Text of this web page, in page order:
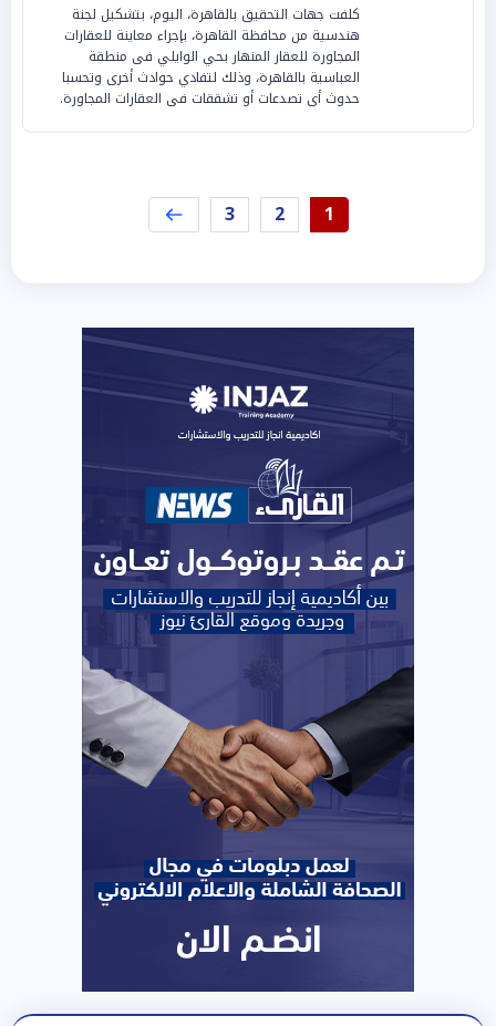
كلفت جهات التحقيق بالقاهرة، اليوم، بتشكيل لجنة
هندسية من محافظة القاهرة، بإجراء معاينة للعقارات
المجاورة للعقار المنهار بحي الوايلي فى منطقة
العباسية بالقاهرة، وذلك لتفادي حوادث أخرى وتحسبا
حدوث أى تصدعات أو تشققات فى العقارات المجاورة.
1
2
3